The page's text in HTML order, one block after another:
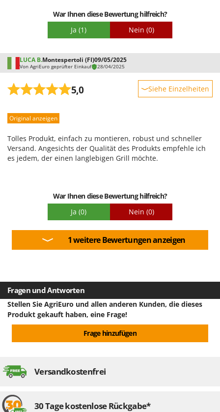
Trotec
Troy-Bilt
U
Udor
Vesco
Volpi
W
Wiper EcoRobot
Wortex
Y Yard Force
Z
Zanon
Zephir
ZGrills
Zomax
War Ihnen diese Bewertung hilfreich?
Ja (1) Nein (0)
LUCA B.Montespertoli (FI)09/05/2025
Von AgriEuro geprüfter Einkauf 28/04/2025
5,0 Siehe Einzelheiten
Leistung
Qualität / Preis
Schwierigkeitsgrad Zusammenbau
Original anzeigen
Tolles Produkt, einfach zu montieren, robust und schneller
Versand. Angesichts der Qualität des Produkts empfehle ich
es jedem, der einen langlebigen Grill möchte.
War Ihnen diese Bewertung hilfreich?
Ja (0) Nein (0)
1 weitere Bewertungen anzeigen
Fragen und Antworten
Stellen Sie AgriEuro und allen anderen Kunden, die dieses
Produkt gekauft haben, eine Frage!
Frage hinzufügen
Versandkostenfrei
30 Tage kostenlose Rückgabe*